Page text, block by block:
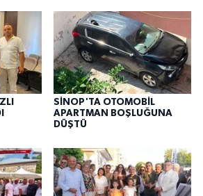
SİNOP'TA OTOMOBİL
APARTMAN BOŞLUĞUNA
DÜŞTÜ